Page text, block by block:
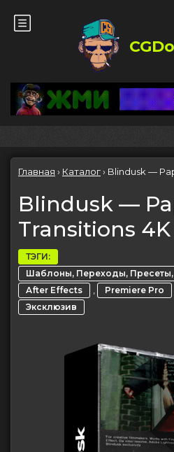
Главная › Каталог› Blindusk —
Blindusk —
Transitions 4K
ТЭГИ:
Шаблоны, Переходы,
After Effects , Premiere Pro
Эксклюзив